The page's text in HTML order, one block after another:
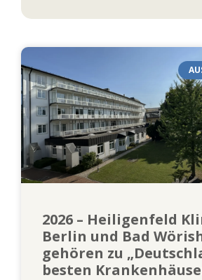
2026 – Heiligenfeld
Berlin und Bad
gehören zu
besten